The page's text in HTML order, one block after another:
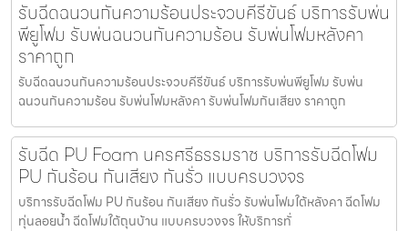
รับฉีดฉนวนกันความร้อนประจวบคีรีขันธ์ บริการรับพ่น
พียูโฟม รับพ่นฉนวนกันความร้อน รับพ่นโฟมหลังคา
ราคาถูก
รับฉีดฉนวนกันความร้อนประจวบคีรีขันธ์ บริการรับพ่นพียูโฟม รับพ่น
ฉนวนกันความร้อน รับพ่นโฟมหลังคา รับพ่นโฟมกันเสียง ราคาถูก
รับฉีด PU Foam นครศรีธรรมราช บริการรับฉีดโฟม
PU กันร้อน กันเสียง กันรั่ว แบบครบวงจร
บริการรับฉีดโฟม PU กันร้อน กันเสียง กันรั่ว รับพ่นโฟมใต้หลังคา ฉีดโฟม
ทุ่นลอยน้ำ ฉีดโฟมใต้ถุนบ้าน แบบครบวงจร ให้บริการทั่